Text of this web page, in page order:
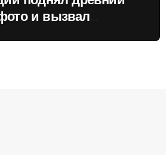
и вызвал